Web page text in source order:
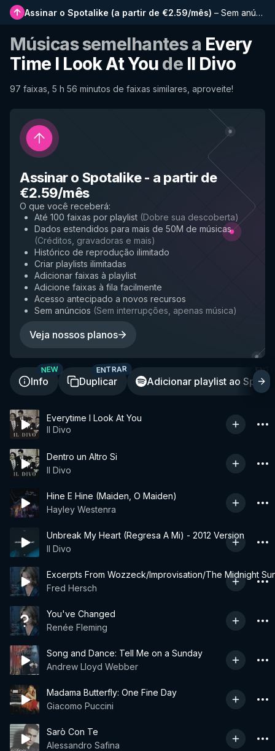
Assinar o Spotalike (a partir de €2.59/mês) – Sem anúncios, playlists mais longas, histórico completo e acesso antecipado a novos recursos
Músicas semelhantes a Every
Time I Look At You de Il Divo
97 faixas, 5 h 56 minutos de faixas similares, aproveite!
Assinar o Spotalike- a partir de
€2.59/mês
O que você receberá:
Até 100 faixas por playlist (Dobre sua descoberta)
Dados estendidos para mais de 50M de músicas
(Créditos, gravadoras e mais)
Histórico de reprodução ilimitado
Criar playlists ilimitadas
Adicionar faixas à playlist
Adicione faixas à fila facilmente
Acesso antecipado a novos recursos
Sem anúncios (Sem interrupções, apenas música)
Veja nossos planos
Info
NEW
Duplicar
ENTRAR
Adicionar playlist ao
Everytime I Look At You
Il Divo
Dentro un Altro Si
Il Divo
Hine E Hine (Maiden, O Maiden)
Hayley Westenra
Unbreak My Heart (Regresa A Mi) - 2012 Version
Il Divo
Excerpts From Wozzeck/Improvisation/The Midnight
Fred Hersch
You've Changed
Renée Fleming
Song and Dance: Tell Me on a Sunday
Andrew Lloyd Webber
Madama Butterfly: One Fine Day
Giacomo Puccini
Sarò Con Te
Alessandro Safina